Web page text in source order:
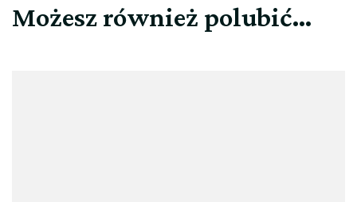
Możesz również polubić…